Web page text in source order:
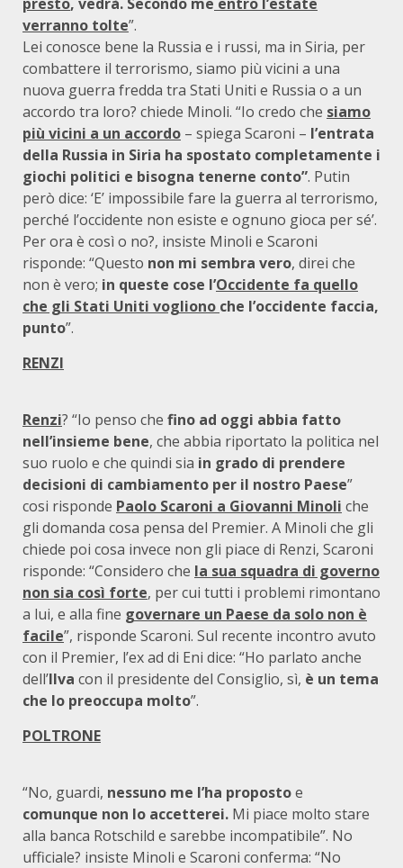
verranno tolte”.
Lei conosce bene la Russia e i russi, ma in Siria, per
combattere il terrorismo, siamo più vicini a una
nuova guerra fredda tra Stati Uniti e Russia o a un
accordo tra loro? chiede Minoli. “Io credo che siamo
più vicini a un accordo – spiega Scaroni – l’entrata
della Russia in Siria ha spostato completamente i
giochi politici e bisogna tenerne conto”. Putin
però dice: ‘E’ impossibile fare la guerra al terrorismo,
perché l’occidente non esiste e ognuno gioca per sé’.
Per ora è così o no?, insiste Minoli e Scaroni
risponde: “Questo non mi sembra vero, direi che
non è vero; in queste cose l’Occidente fa quello
che gli Stati Uniti vogliono che l’occidente faccia,
punto”.
RENZI
Renzi? “Io penso che fino ad oggi abbia fatto
nell’insieme bene, che abbia riportato la politica nel
suo ruolo e che quindi sia in grado di prendere
decisioni di cambiamento per il nostro Paese”
cosi risponde Paolo Scaroni a Giovanni Minoli che
gli domanda cosa pensa del Premier. A Minoli che gli
chiede poi cosa invece non gli piace di Renzi, Scaroni
risponde: “Considero che la sua squadra di governo
non sia così forte, per cui tutti i problemi rimontano
a lui, e alla fine governare un Paese da solo non è
facile”, risponde Scaroni. Sul recente incontro avuto
con il Premier, l’ex ad di Eni dice: “Ho parlato anche
dell’Ilva con il presidente del Consiglio, sì, è un tema
che lo preoccupa molto”.
POLTRONE
“No, guardi, nessuno me l’ha propostoe
comunque non lo accetterei. Mi piace molto stare
alla banca Rotschild e sarebbe incompatibile”. No
ufficiale? insiste Minoli e Scaroni conferma: “No